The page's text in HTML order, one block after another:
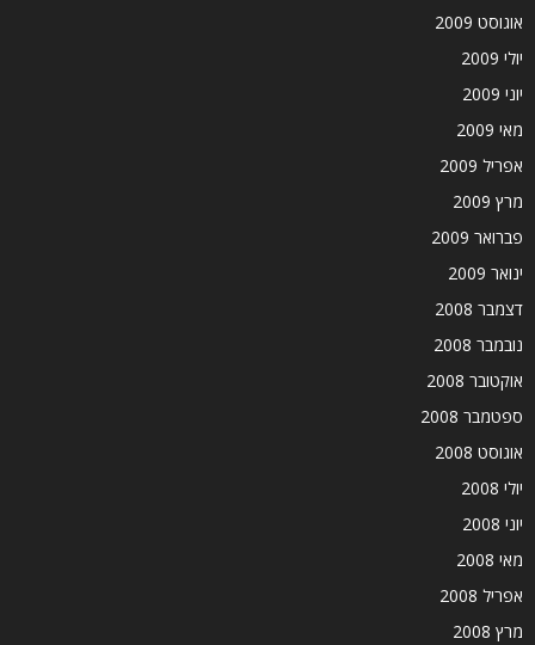
אוגוסט 2009
יולי 2009
יוני 2009
מאי 2009
אפריל 2009
מרץ 2009
פברואר 2009
ינואר 2009
דצמבר 2008
נובמבר 2008
אוקטובר 2008
ספטמבר 2008
אוגוסט 2008
יולי 2008
יוני 2008
מאי 2008
אפריל 2008
מרץ 2008